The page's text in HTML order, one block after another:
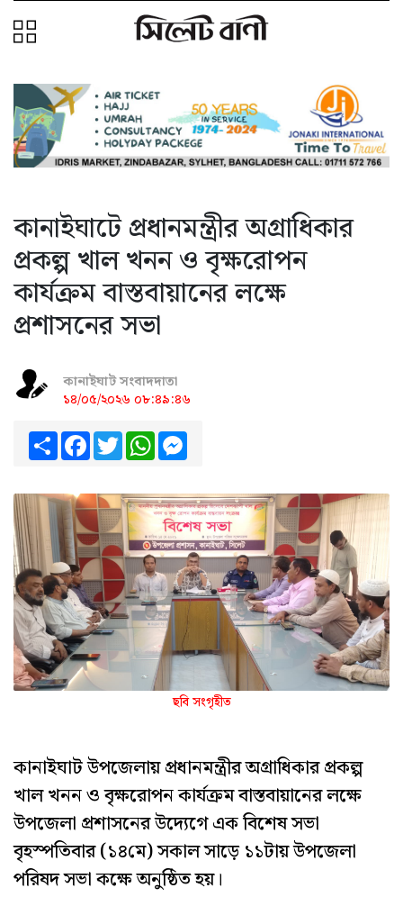
কানাইঘাটে প্রধানমন্ত্রীর অগ্রাধিকার
প্রকল্প খাল খনন ও বৃক্ষরোপন
কার্যক্রম বাস্তবায়ানের লক্ষে
প্রশাসনের সভা
কানাইঘাট সংবাদদাতা
১৪/০৫/২০২৬ ০৮:৪৯:৪৬
ShareFacebook
TwitterWhatsApp
ছবি সংগৃহীত
কানাইঘাট উপজেলায় প্রধানমন্ত্রীর অগ্রাধিকার প্রকল্প
খাল খনন ও বৃক্ষরোপন কার্যক্রম বাস্তবায়ানের লক্ষে
উপজেলা প্রশাসনের উদ্যেগে এক বিশেষ সভা
বৃহস্পতিবার (১৪মে) সকাল সাড়ে ১১টায় উপজেলা
পরিষদ সভা কক্ষে অনুষ্ঠিত হয়।